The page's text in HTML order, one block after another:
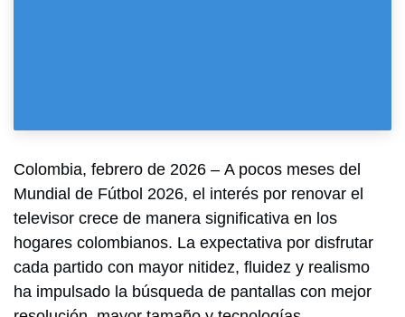
Colombia, febrero de 2026 – A pocos meses del
Mundial de Fútbol 2026, el interés por renovar el
televisor crece de manera significativa en los
hogares colombianos. La expectativa por disfrutar
cada partido con mayor nitidez, fluidez y realismo
ha impulsado la búsqueda de pantallas con mejor